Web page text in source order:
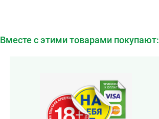
Вместе с этими товарами покупают: